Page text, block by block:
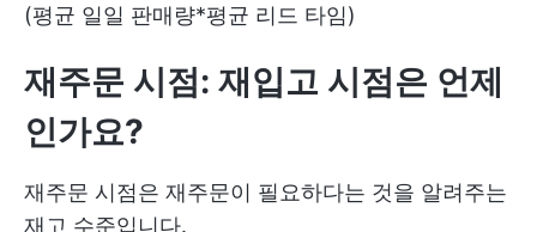
(평균 일일 판매량*평균 리드 타임)
재주문 시점: 재입고 시점은 언제
인가요?
재주문 시점은 재주문이 필요하다는 것을 알려주는
재고 수준입니다.